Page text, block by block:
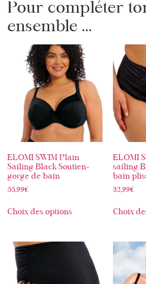
Pour compléter
ensemble ...
ELOMI SWIM Plain
Sailing Black Soutien-
gorge de bain
55,99€
Choix des options
ELOMI
sailing
bain
32,99€
Choix